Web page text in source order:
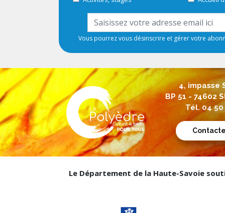
Vous pourrez vous désinscrire et gérer votre
4, impasse
BP 51 - 74602
Tél. 04 50
Le Département de la Haute-Savoie